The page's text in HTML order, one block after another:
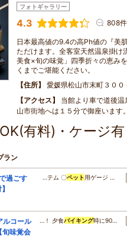
フォトギャラリー
4.3 808件
日本最高値の9.4の高Ph値の『美
ただけます。全客室天然温泉掛け
美食×旬の味覚」四季折々の恵み
くまでご堪能ください。
住所
愛媛県松山市末町３００
アクセス
当館より車で道後
山市街地へは１５分で御座います
OK(有料)・ケージ
ラン
過ごす
…テム 〇ペット 用ゲージ …
ルコール
旬味覚会
…！ 夕食バイキング時に90…